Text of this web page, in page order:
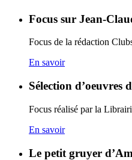
Focus sur Jean-
Focus de la rédaction
En savoir
Sélection d’oeuvres
Focus réalisé par la
En savoir
Le petit gruyer